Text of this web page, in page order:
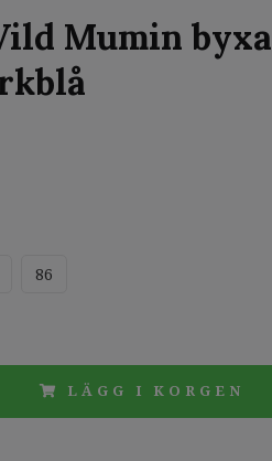
Mumin byxa
86
LÄGG I KORGEN